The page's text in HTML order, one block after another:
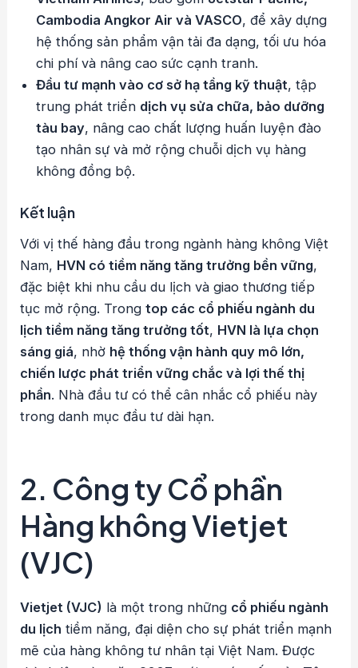
Cambodia Angkor Air và VASCO, để xây dựng
hệ thống sản phẩm vận tải đa dạng, tối ưu hóa
chi phí và nâng cao sức cạnh tranh.
Đầu tư mạnh vào cơ sở hạ tầng kỹ thuật, tập
trung phát triển dịch vụ sửa chữa, bảo dưỡng
tàu bay, nâng cao chất lượng huấn luyện đào
tạo nhân sự và mở rộng chuỗi dịch vụ hàng
không đồng bộ.
Kết luận
Với vị thế hàng đầu trong ngành hàng không Việt
Nam, HVN có tiềm năng tăng trưởng bền vững,
đặc biệt khi nhu cầu du lịch và giao thương tiếp
tục mở rộng. Trongtop các cổ phiếu ngành du
lịch tiềm năng tăng trưởng tốt, HVN là lựa chọn
sáng giá, nhờ hệ thống vận hành quy mô lớn,
chiến lược phát triển vững chắc và lợi thế thị
phần. Nhà đầu tư có thể cân nhắc cổ phiếu này
trong danh mục đầu tư dài hạn.
2. Công ty Cổ phần
Hàng không Vietjet
(VJC)
Vietjet (VJC) là một trong những cổ phiếu ngành
du lịch tiềm năng, đại diện cho sự phát triển mạnh
mẽ của hàng không tư nhân tại Việt Nam. Được